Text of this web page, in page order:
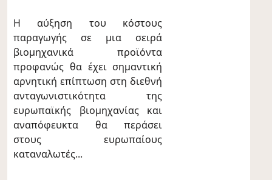
Η αύξηση του κόστους
παραγωγής σε μια σειρά
βιομηχανικά προϊόντα
προφανώς θα έχει σημαντική
αρνητική επίπτωση στη διεθνή
ανταγωνιστικότητα της
ευρωπαϊκής βιομηχανίας και
αναπόφευκτα θα περάσει
στους ευρωπαίους
καταναλωτές...